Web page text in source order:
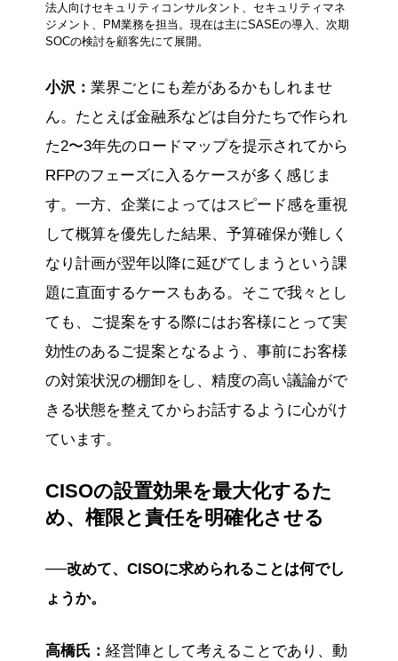
法人向けセキュリティコンサルタント、セキュリティマネ
ジメント、PM業務を担当。現在は主にSASEの導入、次期
SOCの検討を顧客先にて展開。
小沢： 業界ごとにも差があるかもしれませ
ん。たとえば金融系などは自分たちで作られ
た2〜3年先のロードマップを提示されてから
RFPのフェーズに入るケースが多く感じま
す。一方、企業によってはスピード感を重視
して概算を優先した結果、予算確保が難しく
なり計画が翌年以降に延びてしまうという課
題に直面するケースもある。そこで我々とし
ても、ご提案をする際にはお客様にとって実
効性のあるご提案となるよう、事前にお客様
の対策状況の棚卸をし、精度の高い議論がで
きる状態を整えてからお話するように心がけ
ています。
CISOの設置効果を最大化するた
め、権限と責任を明確化させる
──改めて、CISOに求められることは何でし
ょうか。
高橋氏： 経営陣として考えることであり、動